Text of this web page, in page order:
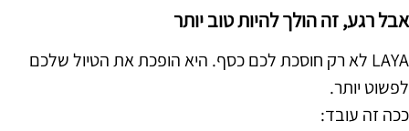
אבל רגע, זה הולך להיות טוב יותר
LAYA לא רק חוסכת לכם כסף. היא הופכת את הטיול שלכם
לפשוט יותר.
ככה זה עובד: